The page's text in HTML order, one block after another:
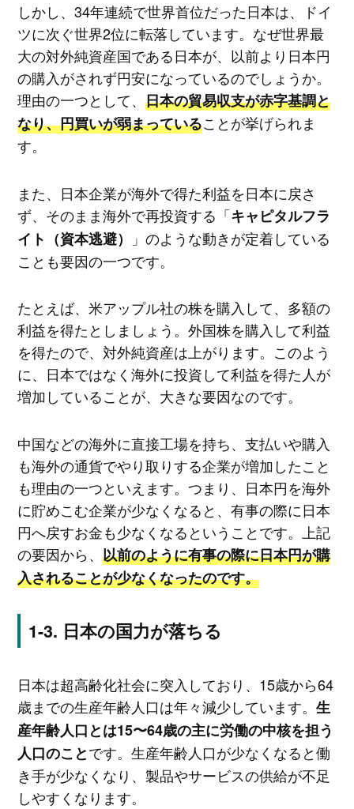
しかし、34年連続で世界首位だった日本は、ドイ
ツに次ぐ世界2位に転落しています。なぜ世界最
大の対外純資産国である日本が、以前より日本円
の購入がされず円安になっているのでしょうか。
理由の一つとして、 日本の貿易収支が赤字基調と
なり、円買いが弱まっていることが挙げられま
す。
また、日本企業が海外で得た利益を日本に戻さ
ず、そのまま海外で再投資する「キャピタルフラ
イト（資本逃避）
」のような動きが定着している
ことも要因の一つです。
たとえば、米アップル社の株を購入して、多額の
利益を得たとしましょう。外国株を購入して利益
を得たので、対外純資産は上がります。このよう
に、日本ではなく海外に投資して利益を得た人が
増加していることが、大きな要因なのです。
中国などの海外に直接工場を持ち、支払いや購入
も海外の通貨でやり取りする企業が増加したこと
も理由の一つといえます。つまり、日本円を海外
に貯めこむ企業が少なくなると、有事の際に日本
円へ戻すお金も少なくなるということです。上記
の要因から、 以前のように有事の際に日本円が購
入されることが少なくなったのです。
日本の国力が落ちる
日本は超高齢化社会に突入しており、15歳から64
歳までの生産年齢人口は年々減少しています。 生
産年齢人口とは15〜64歳の主に労働の中核を担う
人口のことです。生産年齢人口が少なくなると働
き手が少なくなり、製品やサービスの供給が不足
しやすくなります。